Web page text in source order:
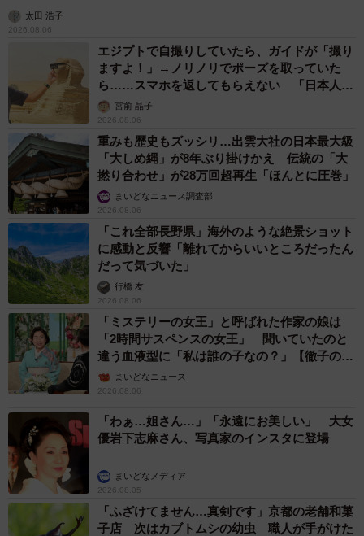
太田 浩子
2026.08.06
エジプトで自撮りしていたら、ガイドが「撮り
ますよ！」→ノリノリでポーズを取っていた
ら……スマホを返してもらえない 「日本人は
カモ代表かも」「私は6時間で3万円払った」
宮前 晶子
2026.08.06
重みも歴史もズッシリ…出雲大社の日本最大級
「大しめ縄」が8年ぶり掛けかえ 伝統の「大
撚り合わせ」が28万回超再生「ほんとに圧巻」
まいどなニュース調査部
2026.08.06
「これ全部長野県」海外のような絶景ショット
に感動と反響「離れてからいいところだったん
だって気づいた」
行橋 友
2026.08.06
「ミステリーの女王」と呼ばれた作家の娘は
「2時間サスペンスの女王」 聞いていたのと
違う血液型に「私は誰の子なの？」【徹子の部
屋】まいどなニュース
2026.08.06
「わぁ…姐さん…」「永遠にお美しい」 大女
優岩下志麻さん、写真家のインスタに登場
まいどなメディア
2026.08.05
「ふざけてません…真剣です」京都の老舗和菓
子店 次はカブトムシの幼虫 職人が手がけた